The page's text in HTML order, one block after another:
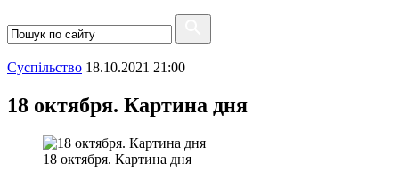
Суспiльство 18.10.2021 21:00
18 октября. Картина дня
18 октября. Картина дня